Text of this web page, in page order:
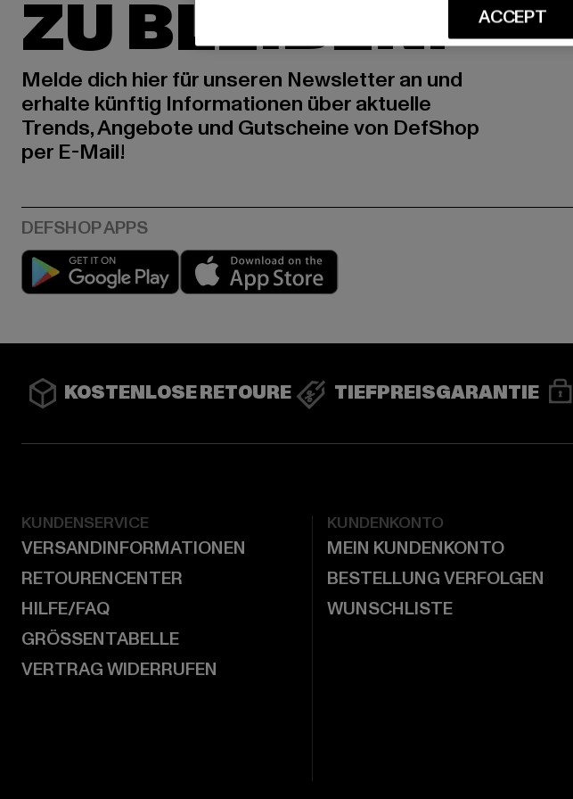
ZU BLEIBEN!
Melde dich hier für unseren Newsletter an und
erhalte künftig Informationen über aktuelle
Trends, Angebote und Gutscheine von DefShop
per E-Mail!
Play market
KOSTENLOSE RETOURE TIEFPREISGARANTIE
KUNDENSERVICE
VERSANDINFORMATIONEN
RETOURENCENTER
HILFE/FAQ
GRÖSSENTABELLE
VERTRAG WIDERRUFEN
KUNDENKONTO
MEIN KUNDENKONTO
BESTELLUNG VERFOLGEN
WUNSCHLISTE
ACCEPT